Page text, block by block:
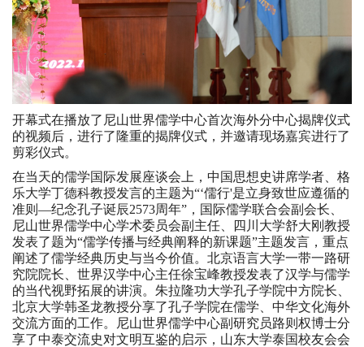
开幕式在播放了尼山世界儒学中心首次海外分中心揭牌仪式
的视频后，进行了隆重的揭牌仪式，并邀请现场嘉宾进行了
剪彩仪式。
在当天的儒学国际发展座谈会上，中国思想史讲席学者、格
乐大学丁德科教授发言的主题为“‘儒行'是立身致世应遵循的
准则—纪念孔子诞辰2573周年”，国际儒学联合会副会长、
尼山世界儒学中心学术委员会副主任、四川大学舒大刚教授
发表了题为“儒学传播与经典阐释的新课题”主题发言，重点
阐述了儒学经典历史与当今价值。北京语言大学一带一路研
究院院长、世界汉学中心主任徐宝峰教授发表了汉学与儒学
的当代视野拓展的讲演。朱拉隆功大学孔子学院中方院长、
北京大学韩圣龙教授分享了孔子学院在儒学、中华文化海外
交流方面的工作。尼山世界儒学中心副研究员路则权博士分
享了中泰交流史对文明互鉴的启示，山东大学泰国校友会会